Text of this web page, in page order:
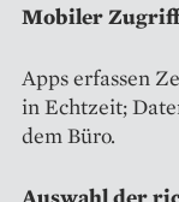
Mobiler
Apps erfassen
in Echtzeit;
dem Büro.
Auswahl der